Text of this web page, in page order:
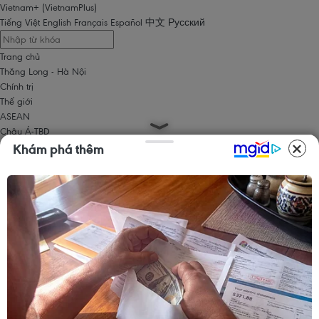
Vietnam+ (VietnamPlus)
Tiếng Việt English Français Español 中文 Русский
Trang chủ
Thăng Long - Hà Nội
Chính trị
Thế giới
ASEAN
Châu Á-TBD
Trung Đông
Châu Mỹ
Châu Phi
Kinh doanh
Tín dụng nông thôn
Chứng khoán
Bất động sản
Doanh nghiệp
Thông tin doanh nghiệp
Khám phá thêm